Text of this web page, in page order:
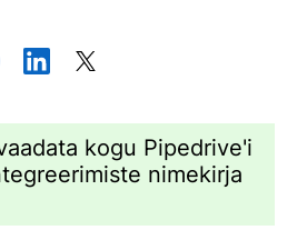
kogu Pipedrive'i
nimekirja